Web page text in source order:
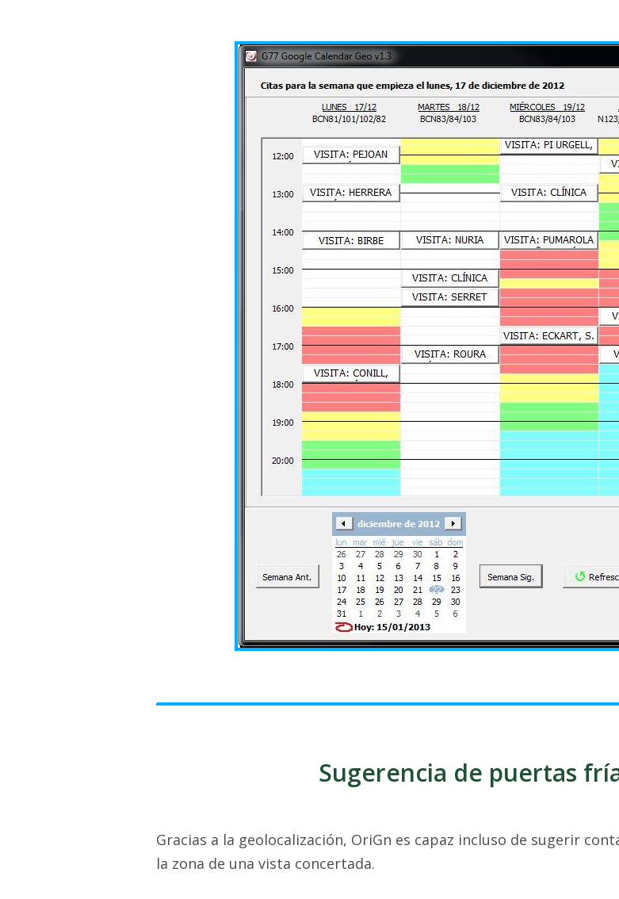
Sugerencia de puertas
Gracias a la geolocalización, OriGn es capaz incluso de sugerir
la zona de una vista concertada.